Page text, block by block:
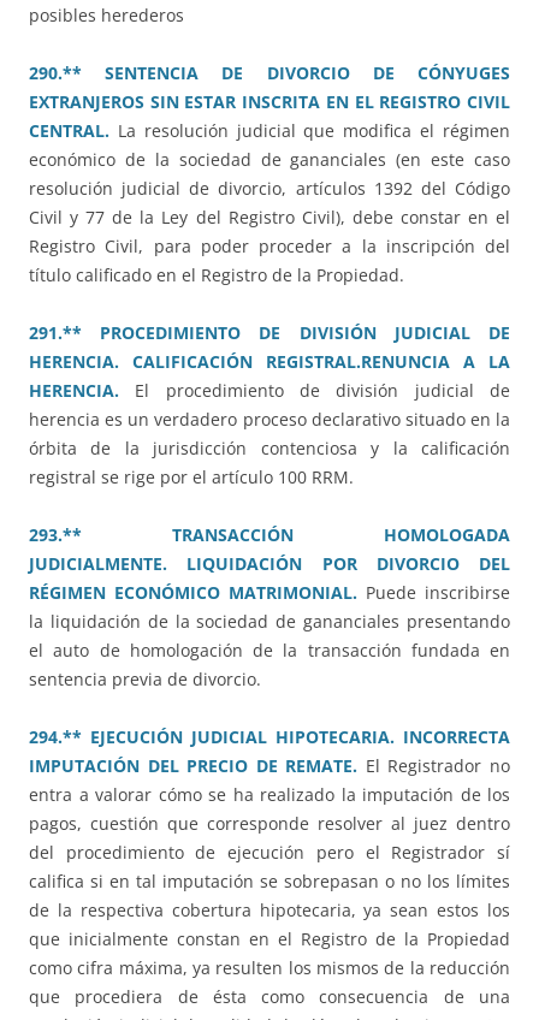
posibles herederos
290.** SENTENCIA DE DIVORCIO DE CÓNYUGES
EXTRANJEROS SIN ESTAR INSCRITA EN EL REGISTRO CIVIL
CENTRAL. La resolución judicial que modifica el régimen
económico de la sociedad de gananciales (en este caso
resolución judicial de divorcio, artículos 1392 del Código
Civil y 77 de la Ley del Registro Civil), debe constar en el
Registro Civil, para poder proceder a la inscripción del
título calificado en el Registro de la Propiedad.
291.** PROCEDIMIENTO DE DIVISIÓN JUDICIAL DE
HERENCIA. CALIFICACIÓN REGISTRAL.RENUNCIA A LA
HERENCIA. El procedimiento de división judicial de
herencia es un verdadero proceso declarativo situado en la
órbita de la jurisdicción contenciosa y la calificación
registral se rige por el artículo 100 RRM.
293.** TRANSACCIÓN HOMOLOGADA
JUDICIALMENTE. LIQUIDACIÓN POR DIVORCIO DEL
RÉGIMEN ECONÓMICO MATRIMONIAL. Puede inscribirse
la liquidación de la sociedad de gananciales presentando
el auto de homologación de la transacción fundada en
sentencia previa de divorcio.
294.** EJECUCIÓN JUDICIAL HIPOTECARIA. INCORRECTA
IMPUTACIÓN DEL PRECIO DE REMATE. El Registrador no
entra a valorar cómo se ha realizado la imputación de los
pagos, cuestión que corresponde resolver al juez dentro
del procedimiento de ejecución pero el Registrador sí
califica si en tal imputación se sobrepasan o no los límites
de la respectiva cobertura hipotecaria, ya sean estos los
que inicialmente constan en el Registro de la Propiedad
como cifra máxima, ya resulten los mismos de la reducción
que procediera de ésta como consecuencia de una